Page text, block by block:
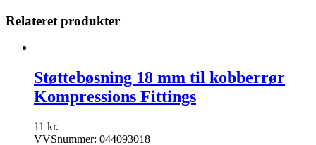
Relateret produkter
Støttebøsning 18 mm til kobberrør
Kompressions Fittings
11 kr.
VVSnummer: 044093018